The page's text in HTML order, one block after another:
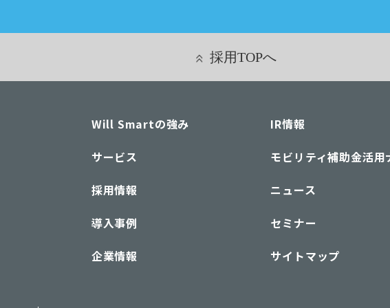
採用TOPへ
Will Smartの強み
IR情報
サービス
モビリティ補助金活用
採用情報
ニュース
導入事例
セミナー
企業情報
サイトマップ